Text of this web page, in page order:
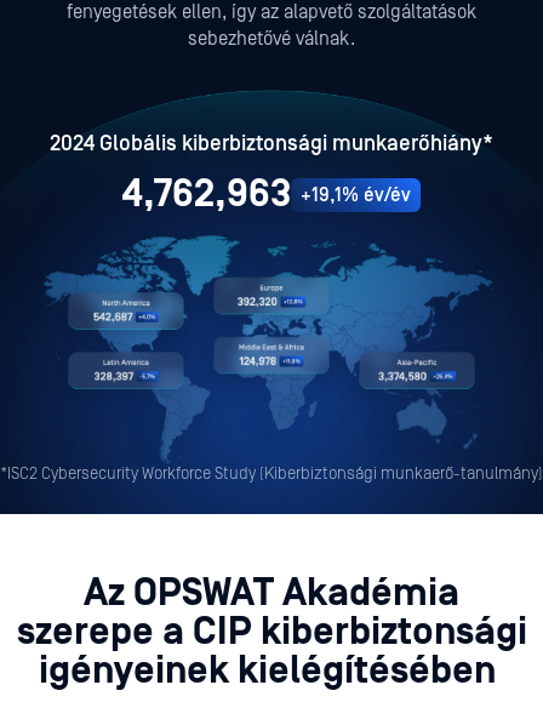
fenyegetések ellen, így az alapvető szolgáltatások
sebezhetővé válnak.
2024 Globális kiberbiztonsági munkaerőhiány*
4,762,963 +19,1% év/év
*ISC2 Cybersecurity Workforce Study (Kiberbiztonsági munkaerő-tanulmány)
Az OPSWAT Akadémia
szerepe a CIP kiberbiztonsági
igényeinek kielégítésében